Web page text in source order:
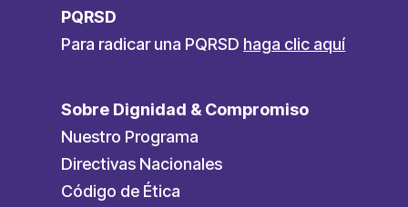
PQRSD
Para radicar una PQRSD haga clic aquí
Sobre Dignidad & Compromiso
Nuestro Programa
Directivas Nacionales
Código de Ética